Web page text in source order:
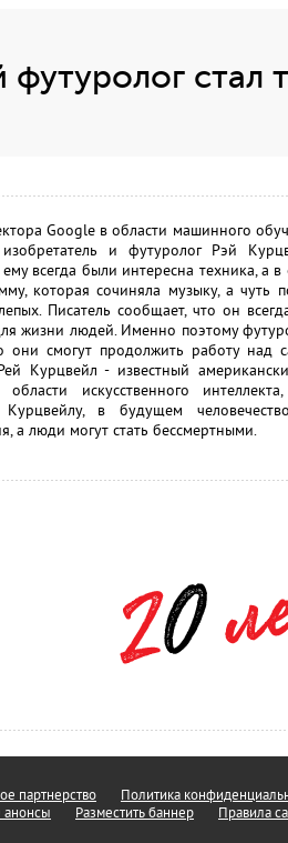
футуролог стал
Google в области машинного
и футуролог Рэй
ему всегда были интересна техника,
которая сочиняла музыку, а чуть
Писатель сообщает, что он
жизни людей. Именно поэтому
они смогут продолжить работу
Курцвейл - известный
искусственного
Курцвейлу, в будущем
а люди могут стать бессмертными.
партнерство
Политика
Разместить баннер Правила